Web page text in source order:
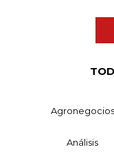
Agronegocios
Análisis